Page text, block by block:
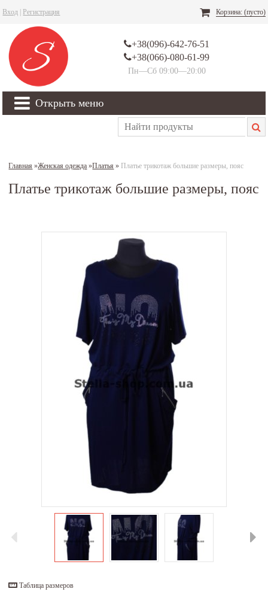
Вход Регистрация Корзина: (пусто)
+38(096)-642-76-51
+38(066)-080-61-99
Пн—Сб 09:00—20:00
Открыть меню
Главная »Женская одежда »Платья » Платье трикотаж большие размеры, пояс
Платье трикотаж большие размеры, пояс
Таблица размеров